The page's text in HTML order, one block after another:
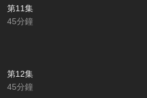
第11集
45分鐘
第12集
45分鐘